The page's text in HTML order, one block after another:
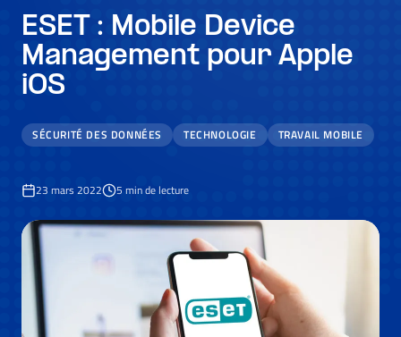
ESET : Mobile Device
Management pour Apple
iOS
SÉCURITÉ DES DONNÉES TECHNOLOGIE TRAVAIL MOBILE
23 mars 2022 5 min de lecture